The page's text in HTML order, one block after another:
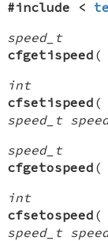
#include <
speed_t
cfgetispeed (
int
cfsetispeed
speed_t
speed_t
cfgetospeed (
int
cfsetospeed
speed_t